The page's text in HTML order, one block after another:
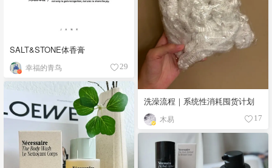
SALT&STONE体香膏
幸福的青鸟 29
洗澡流程｜系统性消耗囤货计划
木易 17